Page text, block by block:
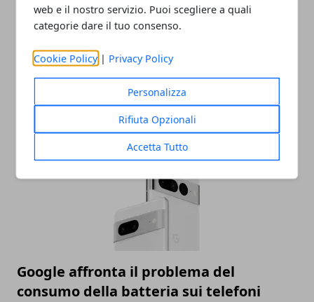
web e il nostro servizio. Puoi scegliere a quali
categorie dare il tuo consenso.
Cookie Policy | Privacy Policy
Personalizza
Rifiuta Opzionali
Accetta Tutto
Ricche anticipazioni sul Tensor G3 di
Google affronta il problema del
consumo della batteria sui telefoni